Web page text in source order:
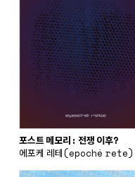
포스트 메모리: 전쟁 이후?
에포케 레테(epoché rete)